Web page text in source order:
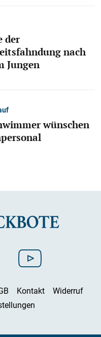
der
nach
Jungen
wünschen
Kontakt
Widerruf